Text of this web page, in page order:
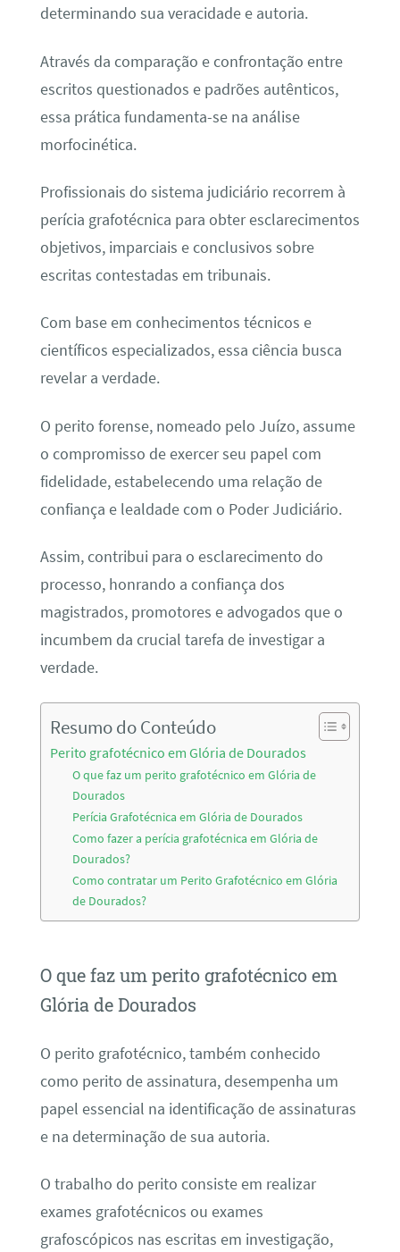
determinando sua veracidade e autoria.
Através da comparação e confrontação entre
escritos questionados e padrões autênticos,
essa prática fundamenta-se na análise
morfocinética.
Profissionais do sistema judiciário recorrem à
perícia grafotécnica para obter esclarecimentos
objetivos, imparciais e conclusivos sobre
escritas contestadas em tribunais.
Com base em conhecimentos técnicos e
científicos especializados, essa ciência busca
revelar a verdade.
O perito forense, nomeado pelo Juízo, assume
o compromisso de exercer seu papel com
fidelidade, estabelecendo uma relação de
confiança e lealdade com o Poder Judiciário.
Assim, contribui para o esclarecimento do
processo, honrando a confiança dos
magistrados, promotores e advogados que o
incumbem da crucial tarefa de investigar a
verdade.
Resumo do Conteúdo
Perito grafotécnico em Glória de Dourados
O que faz um perito grafotécnico em Glória de
Dourados
Perícia Grafotécnica em Glória de Dourados
Como fazer a perícia grafotécnica em Glória de
Dourados?
Como contratar um Perito Grafotécnico em Glória
de Dourados?
O que faz um perito grafotécnico em
Glória de Dourados
O perito grafotécnico, também conhecido
como perito de assinatura, desempenha um
papel essencial na identificação de assinaturas
e na determinação de sua autoria.
O trabalho do perito consiste em realizar
exames grafotécnicos ou exames
grafoscópicos nas escritas em investigação,